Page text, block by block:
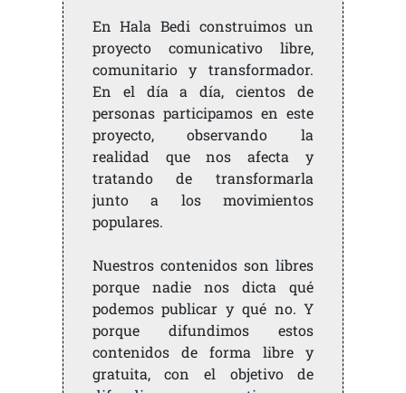
En Hala Bedi construimos un
proyecto comunicativo libre,
comunitario y transformador.
En el día a día, cientos de
personas participamos en este
proyecto, observando la
realidad que nos afecta y
tratando de transformarla
junto a los movimientos
populares.
Nuestros contenidos son libres
porque nadie nos dicta qué
podemos publicar y qué no. Y
porque difundimos estos
contenidos de forma libre y
gratuita, con el objetivo de